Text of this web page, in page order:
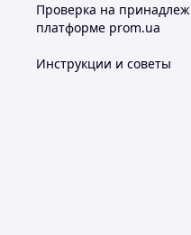
Проверка на
платформе prom.ua
Инструкции и советы